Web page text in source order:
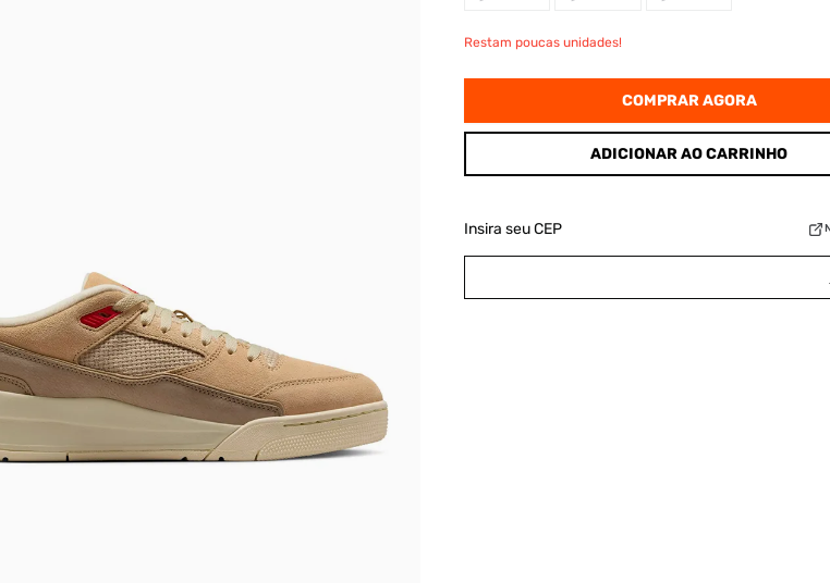
Restam poucas unidades!
COMPRAR AGORA
ADICIONAR AO CARRINHO
Insira seu CEP